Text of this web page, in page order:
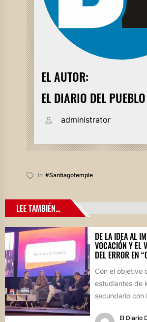
EL AUTOR:
EL DIARIO DEL PUEBLO
administrator
In #santiagotemple
LEE TAMBIÉN...
DE LA IDEA AL
VOCACIÓN Y EL
DEL ERROR EN
Con el objetivo
estudiantes de
secundario con
El Diario